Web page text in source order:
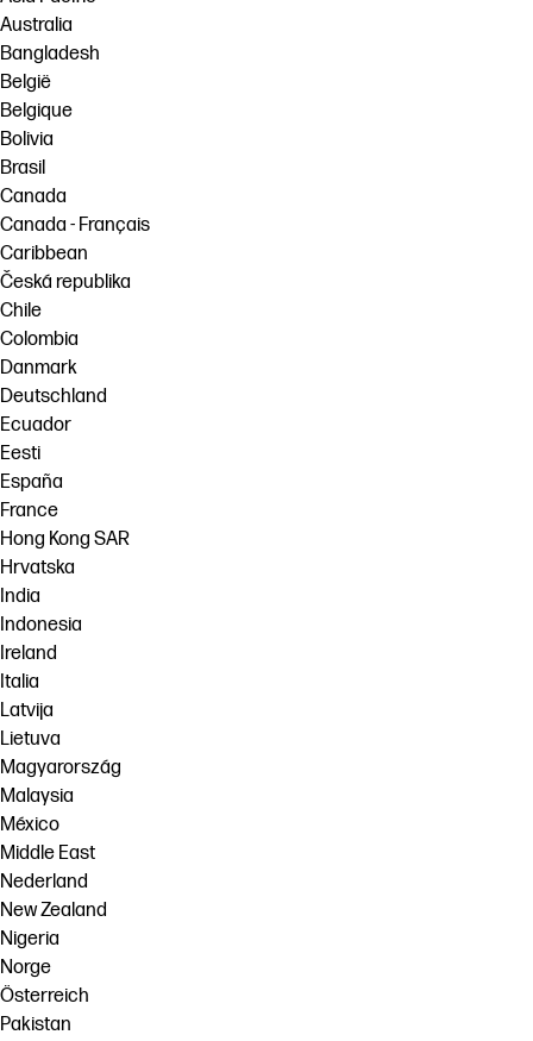
Australia
Bangladesh
België
Belgique
Bolivia
Brasil
Canada
Canada - Français
Caribbean
Česká republika
Chile
Colombia
Danmark
Deutschland
Ecuador
Eesti
España
France
Hong Kong SAR
Hrvatska
India
Indonesia
Ireland
Italia
Latvija
Lietuva
Magyarország
Malaysia
México
Middle East
Nederland
New Zealand
Nigeria
Norge
Österreich
Pakistan